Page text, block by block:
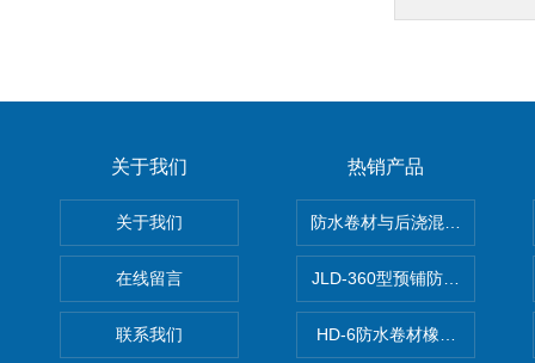
关于我们
关于我们
在线留言
联系我们
热销产品
防水卷材与后浇混凝土剥离强
JLD-360型预铺防水卷材抗冲
HD-6防水卷材橡胶测厚仪